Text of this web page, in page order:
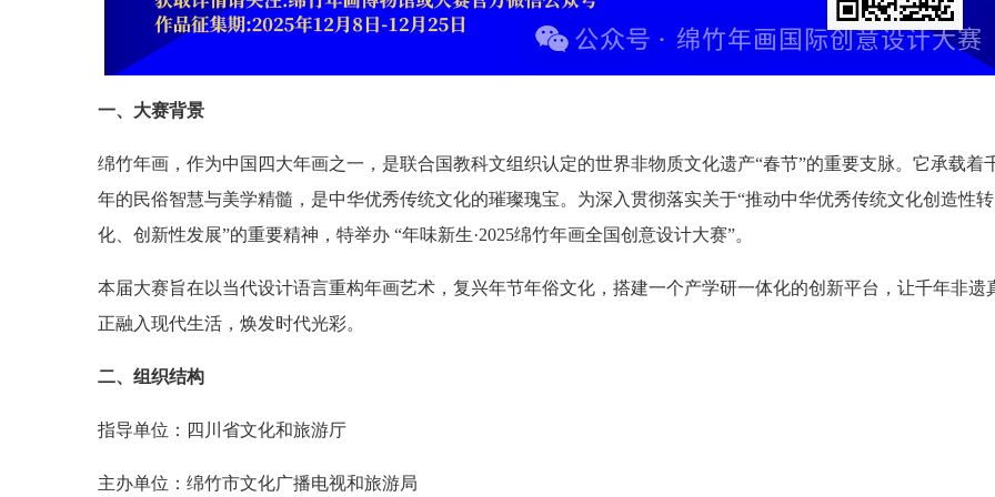
一、大赛背景
绵竹年画，作为中国四大年画之一，是联合国教科文组织认定的世界非物质文化遗产“春节”的重要支脉。它承载着
年的民俗智慧与美学精髓，是中华优秀传统文化的璀璨瑰宝。为深入贯彻落实关于“推动中华优秀传统文化创造性转
化、创新性发展”的重要精神，特举办 “年味新生·2025绵竹年画全国创意设计大赛”。
本届大赛旨在以当代设计语言重构年画艺术，复兴年节年俗文化，搭建一个产学研一体化的创新平台，让千年非遗
正融入现代生活，焕发时代光彩。
二、组织结构
指导单位：四川省文化和旅游厅
主办单位：绵竹市文化广播电视和旅游局